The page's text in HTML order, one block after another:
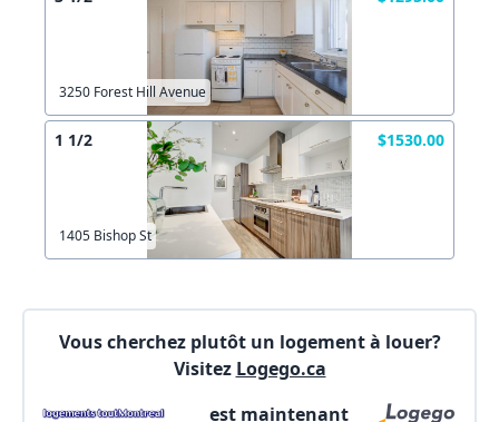
3250 Forest Hill Avenue
1 1/2 $1530.00
1405 Bishop St
Vous cherchez plutôt un logement à louer?
Visitez Logego.ca
est maintenant
Les informations ne sont plus à jour
Commentaires:
Commentaires:
Lien vers inscription (sera inclus dans courriel)
Copier lien
X Fermer Envoyez
Créer un compte
X Fermer